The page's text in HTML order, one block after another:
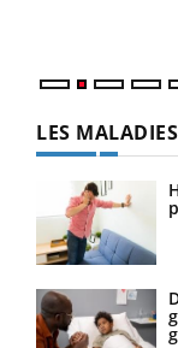
LES MALADIES